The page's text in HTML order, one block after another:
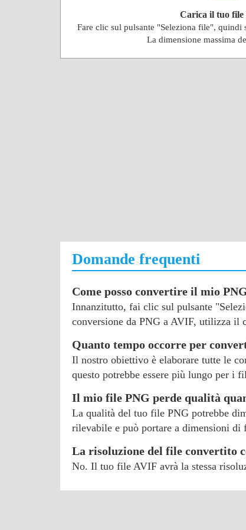
Carica il tuo file
Fare clic sul pulsante "Seleziona file", quindi
La dimensione massima
Domande frequenti
Come posso convertire il mio
Innanzitutto, fai clic sul pulsante
conversione da PNG a AVIF, utilizza il
Quanto tempo occorre per
Il nostro obiettivo è elaborare tutte le
questo potrebbe essere più lungo per i
Il mio file PNG perde qualità
La qualità del tuo file PNG potrebbe
rilevabile e può portare a dimensioni
La risoluzione del file convertito
No. Il tuo file AVIF avrà la stessa